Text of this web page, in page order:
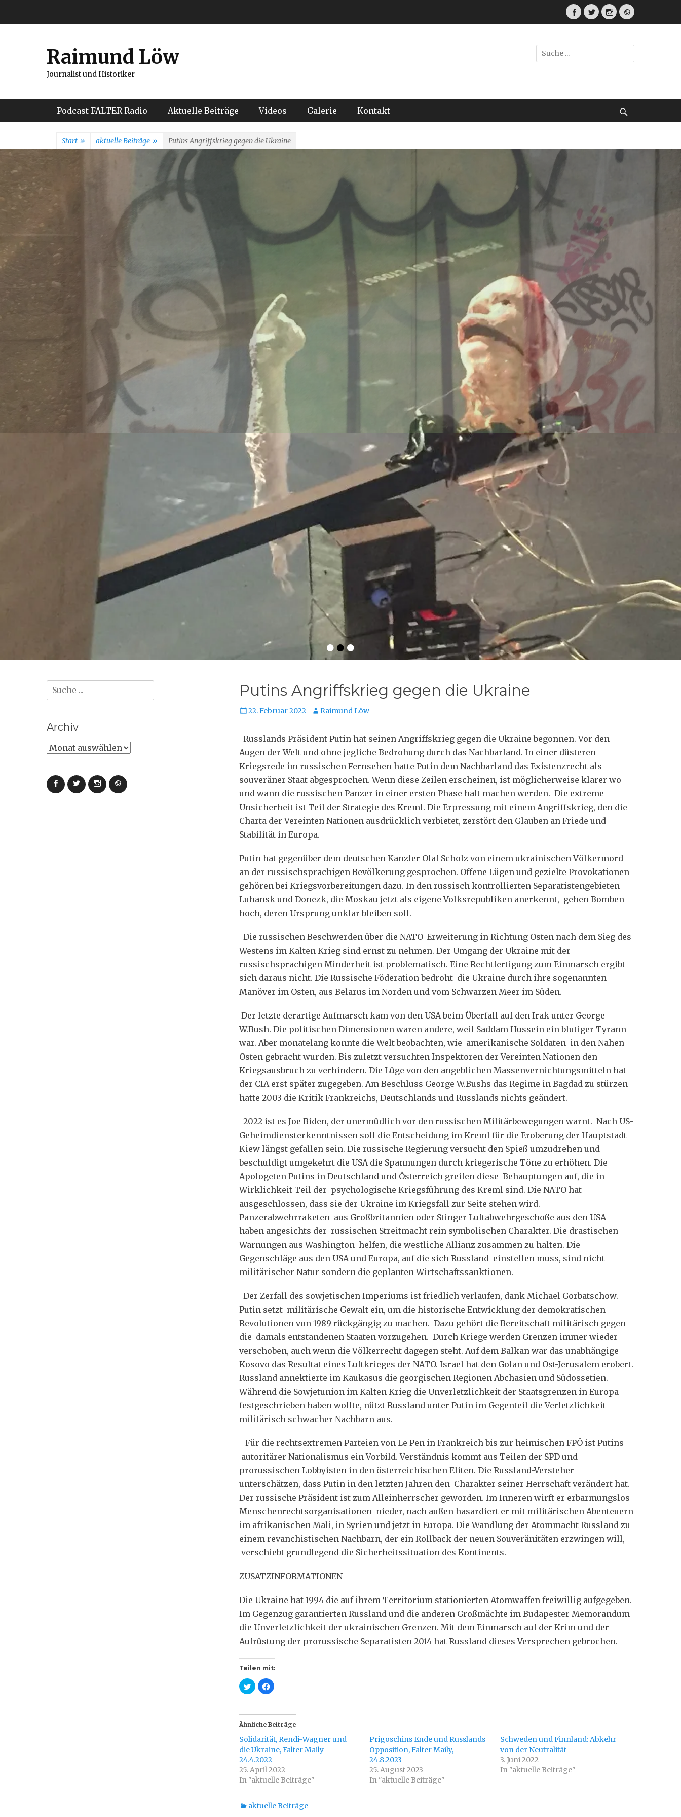
Facebook
TwitterInstagramWebseite
Raimund Löw
Journalist und Historiker
Suche
nach:
Hauptmenü
Podcast FALTER Radio Aktuelle Beiträge Videos Galerie Kontakt
Start » aktuelle Beiträge » Putins Angriffskrieg gegen die Ukraine
•••
Migrationsmodelle Spanien vs Dänemark
https://www.falter.at/zeitung/20260707/z
wei-modelle-fuer-migration-in-europa
Veröffentlicht am vonRaimund Löw
weiterlesen...
Putins Angriffskrieg gegen die Ukraine
Veröffentlicht
22. Februar 2022 Autor
Raimund Löw
Russlands Präsident Putin hat seinen Angriffskrieg gegen die Ukraine begonnen. Vor den
Augen der Welt und ohne jegliche Bedrohung durch das Nachbarland. In einer düsteren
Kriegsrede im russischen Fernsehen hatte Putin dem Nachbarland das Existenzrecht als
souveräner Staat abgesprochen. Wenn diese Zeilen erscheinen, ist möglicherweise klarer wo
und wann die russischen Panzer in einer ersten Phase halt machen werden. Die extreme
Unsicherheit ist Teil der Strategie des Kreml. Die Erpressung mit einem Angriffskrieg, den die
Charta der Vereinten Nationen ausdrücklich verbietet, zerstört den Glauben an Friede und
Stabilität in Europa.
Putin hat gegenüber dem deutschen Kanzler Olaf Scholz von einem ukrainischen Völkermord
an der russischsprachigen Bevölkerung gesprochen. Offene Lügen und gezielte Provokationen
gehören bei Kriegsvorbereitungen dazu. In den russisch kontrollierten Separatistengebieten
Luhansk und Donezk, die Moskau jetzt als eigene Volksrepubliken anerkennt, gehen Bomben
hoch, deren Ursprung unklar bleiben soll.
Die russischen Beschwerden über die NATO-Erweiterung in Richtung Osten nach dem Sieg des
Westens im Kalten Krieg sind ernst zu nehmen. Der Umgang der Ukraine mit der
russischsprachigen Minderheit ist problematisch. Eine Rechtfertigung zum Einmarsch ergibt
sich daraus nicht. Die Russische Föderation bedroht die Ukraine durch ihre sogenannten
Manöver im Osten, aus Belarus im Norden und vom Schwarzen Meer im Süden.
Der letzte derartige Aufmarsch kam von den USA beim Überfall auf den Irak unter George
W.Bush. Die politischen Dimensionen waren andere, weil Saddam Hussein ein blutiger Tyrann
war. Aber monatelang konnte die Welt beobachten, wie amerikanische Soldaten in den Nahen
Osten gebracht wurden. Bis zuletzt versuchten Inspektoren der Vereinten Nationen den
Kriegsausbruch zu verhindern. Die Lüge von den angeblichen Massenvernichtungsmitteln hat
der CIA erst später zugegeben. Am Beschluss George W.Bushs das Regime in Bagdad zu stürzen
hatte 2003 die Kritik Frankreichs, Deutschlands und Russlands nichts geändert.
2022 ist es Joe Biden, der unermüdlich vor den russischen Militärbewegungen warnt. Nach US-
Geheimdiensterkenntnissen soll die Entscheidung im Kreml für die Eroberung der Hauptstadt
Kiew längst gefallen sein. Die russische Regierung versucht den Spieß umzudrehen und
beschuldigt umgekehrt die USA die Spannungen durch kriegerische Töne zu erhöhen. Die
Apologeten Putins in Deutschland und Österreich greifen diese Behauptungen auf, die in
Wirklichkeit Teil der psychologische Kriegsführung des Kreml sind. Die NATO hat
ausgeschlossen, dass sie der Ukraine im Kriegsfall zur Seite stehen wird.
Panzerabwehrraketen aus Großbritannien oder Stinger Luftabwehrgeschoße aus den USA
haben angesichts der russischen Streitmacht rein symbolischen Charakter. Die drastischen
Warnungen aus Washington helfen, die westliche Allianz zusammen zu halten. Die
Gegenschläge aus den USA und Europa, auf die sich Russland einstellen muss, sind nicht
militärischer Natur sondern die geplanten Wirtschaftssanktionen.
Der Zerfall des sowjetischen Imperiums ist friedlich verlaufen, dank Michael Gorbatschow.
Putin setzt militärische Gewalt ein, um die historische Entwicklung der demokratischen
Revolutionen von 1989 rückgängig zu machen. Dazu gehört die Bereitschaft militärisch gegen
die damals entstandenen Staaten vorzugehen. Durch Kriege werden Grenzen immer wieder
verschoben, auch wenn die Völkerrecht dagegen steht. Auf dem Balkan war das unabhängige
Kosovo das Resultat eines Luftkrieges der NATO. Israel hat den Golan und Ost-Jerusalem erobert.
Russland annektierte im Kaukasus die georgischen Regionen Abchasien und Südossetien.
Während die Sowjetunion im Kalten Krieg die Unverletzlichkeit der Staatsgrenzen in Europa
festgeschrieben haben wollte, nützt Russland unter Putin im Gegenteil die Verletzlichkeit
militärisch schwacher Nachbarn aus.
Für die rechtsextremen Parteien von Le Pen in Frankreich bis zur heimischen FPÖ ist Putins
autoritärer Nationalismus ein Vorbild. Verständnis kommt aus Teilen der SPD und
prorussischen Lobbyisten in den österreichischen Eliten. Die Russland-Versteher
unterschätzen, dass Putin in den letzten Jahren den Charakter seiner Herrschaft verändert hat.
Der russische Präsident ist zum Alleinherrscher geworden. Im Inneren wirft er erbarmungslos
Menschenrechtsorganisationen nieder, nach außen hasardiert er mit militärischen Abenteuern
im afrikanischen Mali, in Syrien und jetzt in Europa. Die Wandlung der Atommacht Russland zu
einem revanchistischen Nachbarn, der ein Rollback der neuen Souveränitäten erzwingen will,
verschiebt grundlegend die Sicherheitssituation des Kontinents.
ZUSATZINFORMATIONEN
Die Ukraine hat 1994 die auf ihrem Territorium stationierten Atomwaffen freiwillig aufgegeben.
Im Gegenzug garantierten Russland und die anderen Großmächte im Budapester Memorandum
die Unverletzlichkeit der ukrainischen Grenzen. Mit dem Einmarsch auf der Krim und der
Aufrüstung der prorussische Separatisten 2014 hat Russland dieses Versprechen gebrochen.
Teilen mit:
K
l
,
u
m
b
e
r
T
w
i
t
u
K
l
,
u
m
u
F
a
c
e
b
o
u
Ähnliche Beiträge
Solidarität, Rendi-Wagner und
die Ukraine, Falter Maily
24.4.2022
25. April 2022
In "aktuelle Beiträge"
Prigoschins Ende und Russlands
Opposition, Falter Maily,
24.8.2023
25. August 2023
In "aktuelle Beiträge"
Schweden und Finnland: Abkehr
von der Neutralität
3. Juni 2022
In "aktuelle Beiträge"
Kategorien
aktuelle Beiträge
Suche
nach:
Archiv
Archiv
FacebookTwitter InstagramWebseite